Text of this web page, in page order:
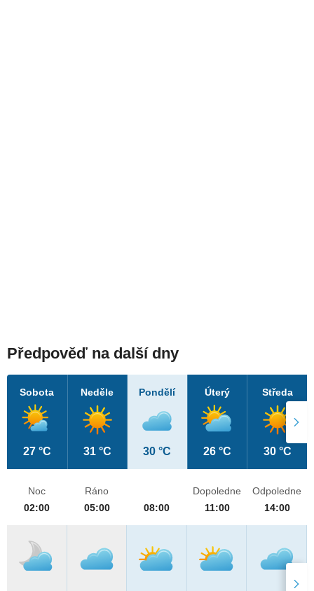
Předpověď na další dny
Sobota
27 °C
Neděle
31 °C
Pondělí
30 °C
Úterý
26 °C
Středa
30 °C
Noc
02:00
Ráno
05:00
08:00
Dopoledne
11:00
Odpoledne
14:00